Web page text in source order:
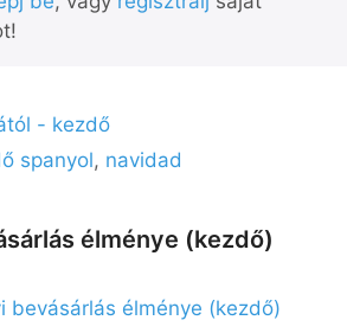
- kezdő
spanyol, navidad
élménye (kezdő)